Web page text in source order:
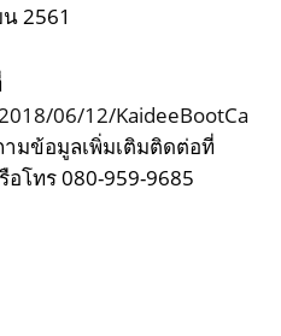
2561
06/12/KaideeBootCa
มข้อมูลเพิ่มเติมติดต่อที่
อโทร 080-959-9685